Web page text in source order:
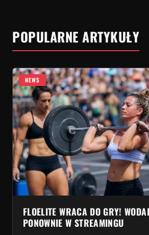
POPULARNE ARTYKUŁY
NEWS
FLOELITE WRACA DO GRY!
PONOWNIE W STREAMINGU